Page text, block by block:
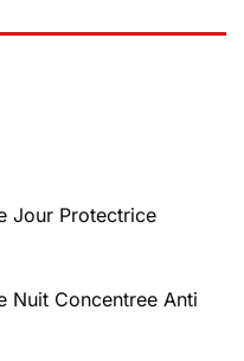
Jour Protectrice
Nuit Concentree Anti